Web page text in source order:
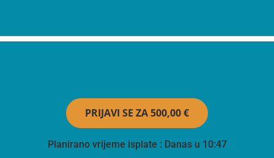
PRIJAVI SE ZA500,00 €
Planirano vrijeme isplate : Danas u 10:47